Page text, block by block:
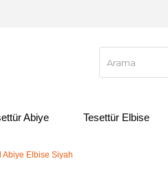
Abiye Tesettür Elbise
Elbise Siyah